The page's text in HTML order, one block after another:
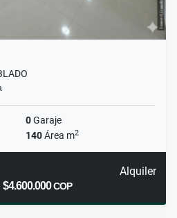
0Garaje
140Área m2
Alquiler
$4.600.000COP